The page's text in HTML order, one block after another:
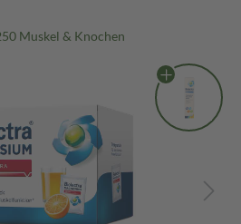
Muskel & Knochen